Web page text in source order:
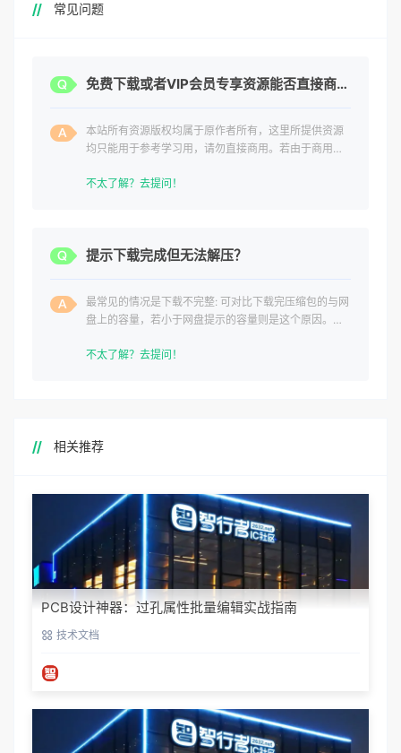
常见问题
免费下载或者VIP会员专享资源能否直接商用？
本站所有资源版权均属于原作者所有，这里所提供资源
均只能用于参考学习用，请勿直接商用。若由于商用引
不太了解？去提问！
提示下载完成但无法解压？
最常见的情况是下载不完整: 可对比下载完压缩包的与网
盘上的容量，若小于网盘提示的容量则是这个原因。这
不太了解？去提问！
相关推荐
PCB设计神器：过孔属性批量编辑实战指南
技术文档